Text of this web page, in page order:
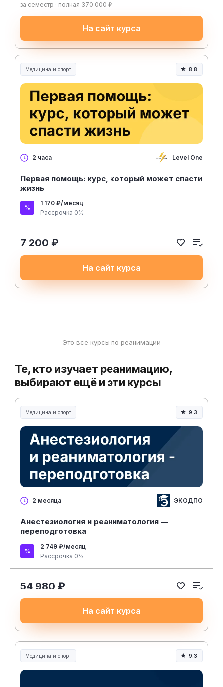
за семестр · полная 370 000 ₽
На сайт курса
Медицина и спорт
Медицина, спорт и здоровье
8.8
2 часа Level One
Первая помощь: курс, который может спасти
жизнь
1 170 ₽/месяц
Рассрочка 0%
7 200 ₽
На сайт курса
Это все курсы по реанимации
Те, кто изучает реанимацию,
выбирают ещё и эти курсы
Медицина и спорт
Медицина, спорт и здоровье
9.3
2 месяца ЭКОДПО
Анестезиология и реаниматология —
переподготовка
2 749 ₽/месяц
Рассрочка 0%
54 980 ₽
На сайт курса
Медицина и спорт
Медицина, спорт и здоровье
9.3